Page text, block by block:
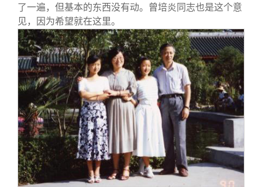
了一遍，但基本的东西没有动。曾培炎同志也是这个意
见，因为希望就在这里。